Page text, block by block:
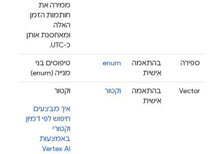
ממירה את
חותמות הזמן
האלה
ומאחסנת אותן
כ-UTC.
ספירה
בהתאמה
אישית
enum
טיפוסים בני
מנייה (enum)
Vector
בהתאמה
אישית
וקטור
וקטור
איך מבצעים
חיפוש לפי דמיון
וקטורי
באמצעות
Vertex AI